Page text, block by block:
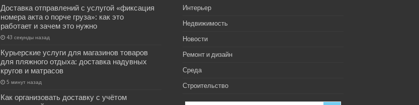
Доставка отправлений с услугой «фиксация
номера акта о порче груза»: как это
работает и зачем это нужно
43 секунды назад
Курьерские услуги для магазинов товаров
для пляжного отдыха: доставка надувных
кругов и матрасов
5 минут назад
Как организовать доставку с учётом
Интерьер
Недвижимость
Новости
Ремонт и дизайн
Среда
Строительство